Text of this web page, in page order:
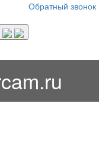
Обратный звонок